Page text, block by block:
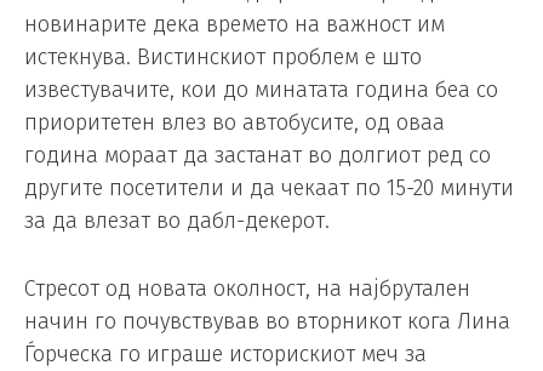
новинарите дека времето на важност им
истекнува. Вистинскиот проблем е што
известувачите, кои до минатата година беа со
приоритетен влез во автобусите, од оваа
година мораат да застанат во долгиот ред со
другите посетители и да чекаат по 15-20 минути
за да влезат во дабл-декерот.
Стресот од новата околност, на најбрутален
начин го почувствував во вторникот кога Лина
Ѓорческа го играше историскиот меч за